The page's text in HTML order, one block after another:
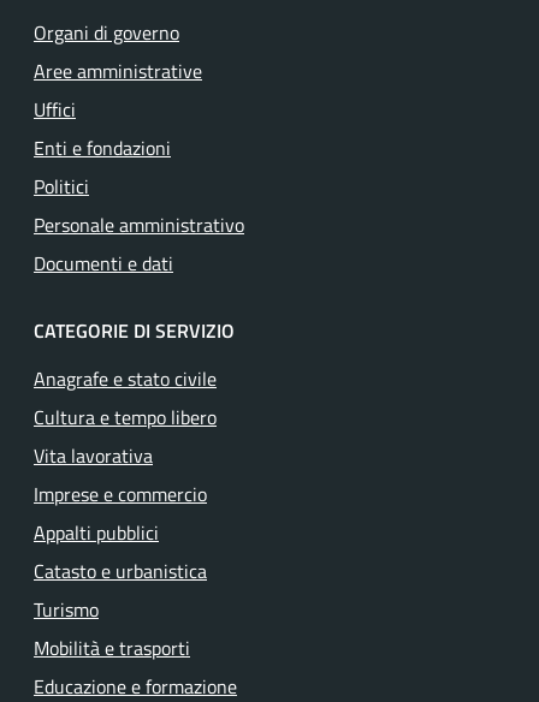
Organi di governo
Aree amministrative
Uffici
Enti e fondazioni
Politici
Personale amministrativo
Documenti e dati
CATEGORIE DI SERVIZIO
Anagrafe e stato civile
Cultura e tempo libero
Vita lavorativa
Imprese e commercio
Appalti pubblici
Catasto e urbanistica
Turismo
Mobilità e trasporti
Educazione e formazione